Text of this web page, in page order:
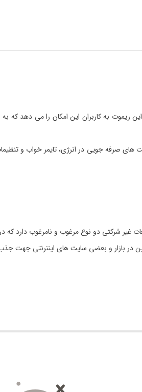
ریموت به کاربران این امکان را می دهد
صرفه جویی در انرژی، تایمر خواب و
شرکتی دو نوع مرغوب و نامرغوب دارد که
در بازار و بعضی سایت های اینترنتی جهت